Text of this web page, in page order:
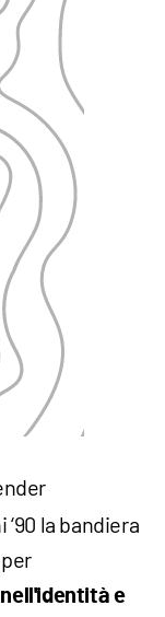
la bandiera
e